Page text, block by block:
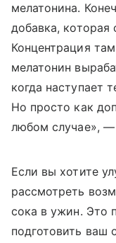
мелатонина.
добавка, которая
Концентрация
мелатонин
когда наступает
Но просто как
любом случае», —
Если вы хотите
рассмотреть
сока в ужин. Это
подготовить ваш